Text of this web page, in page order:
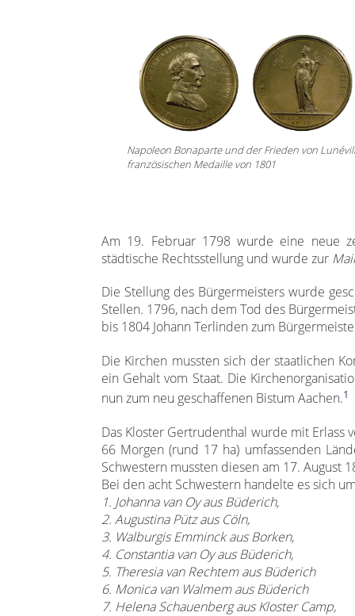
Napoleon Bonaparte und der Frieden von
französischen Medaille von 1801
Am 19. Februar 1798 wurde eine neue
städtische Rechtsstellung und wurde zur
Die Stellung des Bürgermeisters wurde
Stellen. 1796, nach dem Tod des
bis 1804 Johann Terlinden zum
Die Kirchen mussten sich der staatlichen
ein Gehalt vom Staat. Die
nun zum neu geschaffenen Bistum Aachen.1
Das Kloster Gertrudenthal wurde mit Erlass
66 Morgen (rund 17 ha) umfassenden
Schwestern mussten diesen am 17. August
Bei den acht Schwestern handelte es sich
1. Johanna van Oy aus Büderich,
2. Augustina Pütz aus Cöln,
3. Walburgis Emminck aus Borken,
4. Constantia van Oy aus Büderich,
5. Theresia van Rechtem aus Büderich
6. Monica van Walmem aus Büderich
7. Helena Schauenberg aus Kloster Camp,